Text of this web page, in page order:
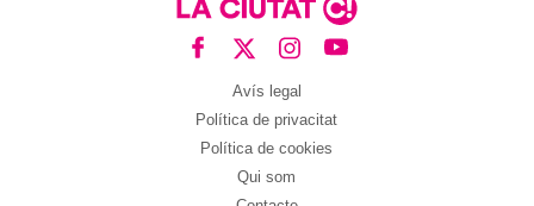
Avís legal
Política de privacitat
Política de cookies
Qui som